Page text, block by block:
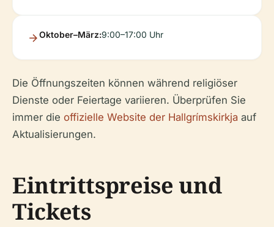
Oktober–März:9:00–17:00 Uhr
Die Öffnungszeiten können während religiöser
Dienste oder Feiertage variieren. Überprüfen Sie
immer die offizielle Website der Hallgrímskirkja auf
Aktualisierungen.
Eintrittspreise und
Tickets